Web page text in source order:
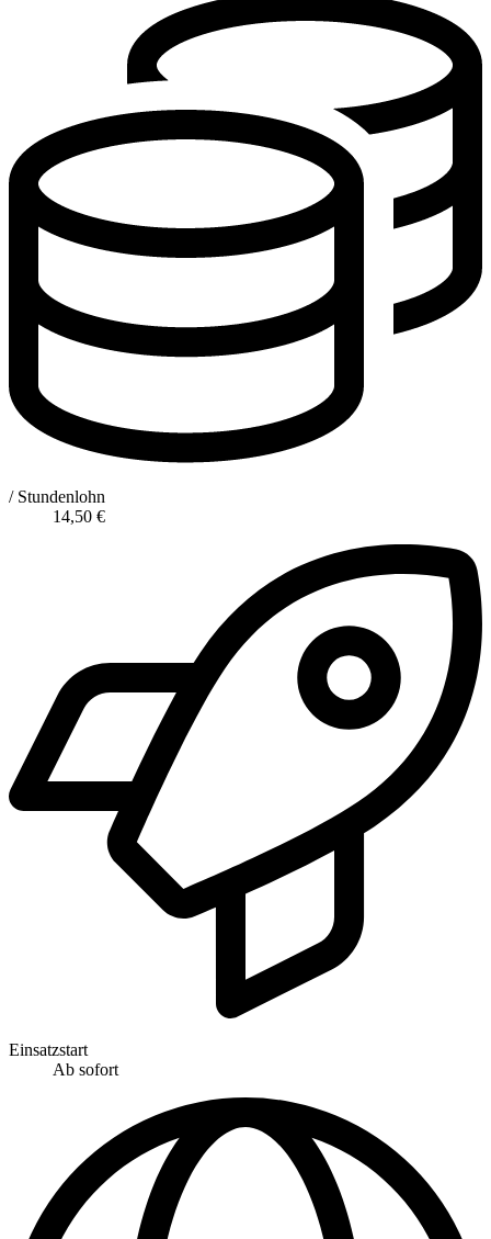
/ Stundenlohn
14,50 €
Einsatzstart
Ab sofort